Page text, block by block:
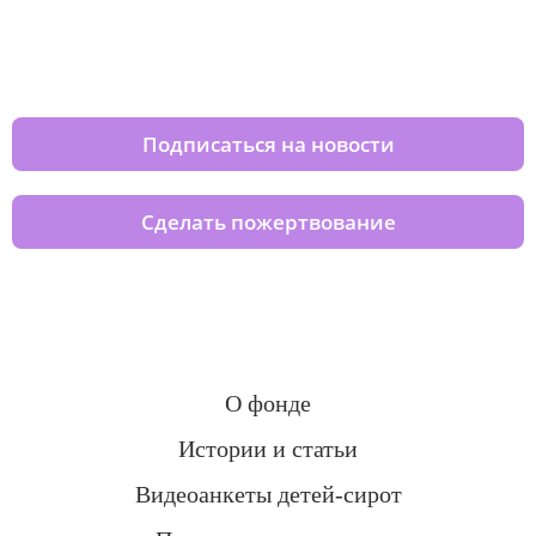
Подписаться на новости
Сделать пожертвование
О фонде
Истории и статьи
Видеоанкеты детей-сирот